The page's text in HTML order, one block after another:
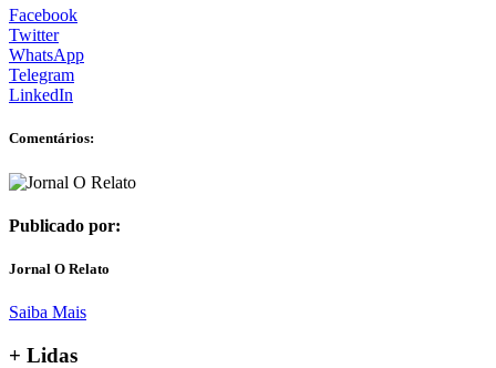
Facebook
Twitter
WhatsApp
Telegram
LinkedIn
Comentários:
Publicado por:
Jornal O Relato
Saiba Mais
+ Lidas